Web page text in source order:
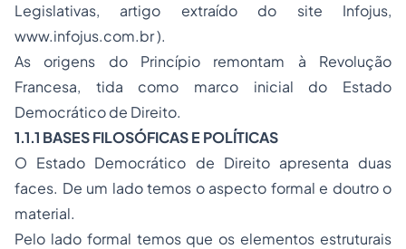
Legislativas, artigo extraído do site Infojus,
www.infojus.com.br).
As origens do Princípio remontam à Revolução
Francesa, tida como marco inicial do Estado
Democrático de Direito.
1.1.1 BASES FILOSÓFICAS E POLÍTICAS
O Estado Democrático de Direito apresenta duas
faces. De um lado temos o aspecto formal e doutro o
material.
Pelo lado formal temos que os elementos estruturais